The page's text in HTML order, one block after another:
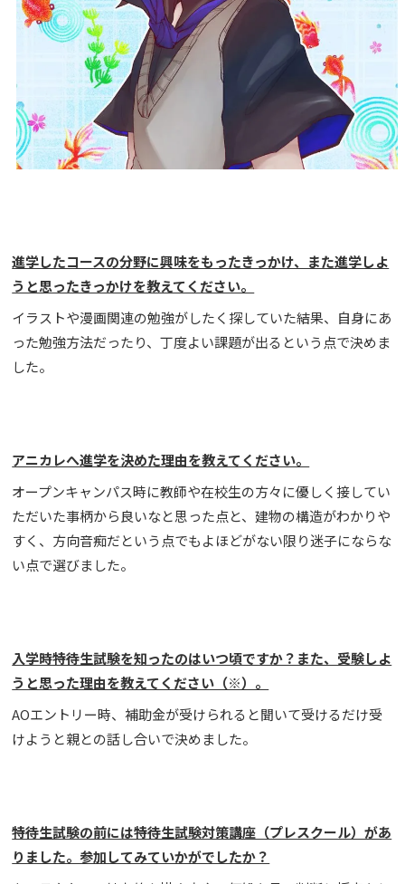
進学したコースの分野に興味をもったきっかけ、また進学しよ
うと思ったきっかけを教えてください。
イラストや漫画関連の勉強がしたく探していた結果、自身にあ
った勉強方法だったり、丁度よい課題が出るという点で決めま
した。
アニカレへ進学を決めた理由を教えてください。
オープンキャンパス時に教師や在校生の方々に優しく接してい
ただいた事柄から良いなと思った点と、建物の構造がわかりや
すく、方向音痴だという点でもよほどがない限り迷子にならな
い点で選びました。
入学時特待生試験を知ったのはいつ頃ですか？また、受験しよ
うと思った理由を教えてください（※）。
AOエントリー時、補助金が受けられると聞いて受けるだけ受
けようと親との話し合いで決めました。
特待生試験の前には特待生試験対策講座（プレスクール）があ
りました。参加してみていかがでしたか？